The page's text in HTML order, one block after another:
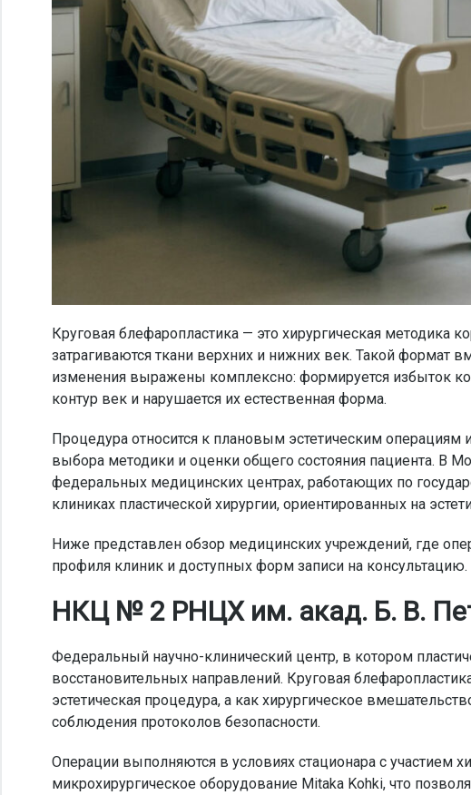
Круговая блефаропластика — это хирургическая методика
затрагиваются ткани верхних и нижних век. Такой формат
изменения выражены комплексно: формируется избыток
контур век и нарушается их естественная форма.
Процедура относится к плановым эстетическим операциям
выбора методики и оценки общего состояния пациента. В
федеральных медицинских центрах, работающих по
клиниках пластической хирургии, ориентированных на
Ниже представлен обзор медицинских учреждений, где
профиля клиник и доступных форм записи на консультацию.
НКЦ № 2 РНЦХ им. акад. Б. В.
Федеральный научно-клинический центр, в котором
восстановительных направлений. Круговая
эстетическая процедура, а как хирургическое
соблюдения протоколов безопасности.
Операции выполняются в условиях стационара с участием
микрохирургическое оборудование Mitaka Kohki, что